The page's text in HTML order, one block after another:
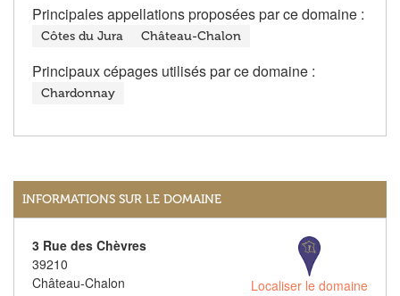
Principales appellations proposées par ce domaine :
Côtes du Jura Château-Chalon
Principaux cépages utilisés par ce domaine :
Chardonnay
INFORMATIONS SUR LE DOMAINE
3 Rue des Chèvres
39210
Château-Chalon
Localiser le domaine